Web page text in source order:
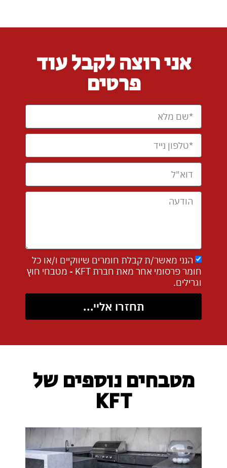
אני רוצה לקבל עוד
פרטים
הנני מאשר/ת קבלת חומרים שיווקיים ו/או כל
חומר פרסומי אחר מאת חברת KFT - מטבחי חוץ
וגרילים.
תחזרו אליי...
מטבחים נוספים של
KFT